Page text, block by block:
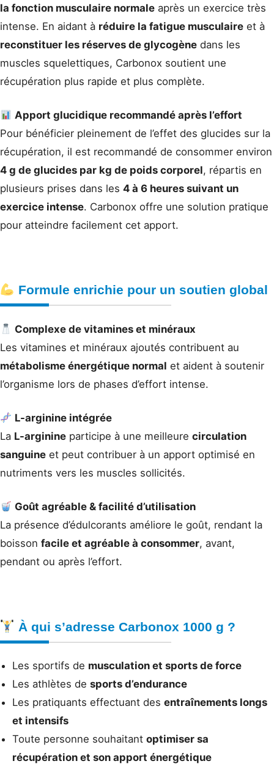
la fonction musculaire normale après un exercice très
intense. En aidant à réduire la fatigue musculaire et à
reconstituer les réserves de glycogène dans les
muscles squelettiques, Carbonox soutient une
récupération plus rapide et plus complète.
Apport glucidique recommandé après l’effort
Pour bénéficier pleinement de l’effet des glucides sur la
récupération, il est recommandé de consommer environ
4 g de glucides par kg de poids corporel, répartis en
plusieurs prises dans les 4 à 6 heures suivant un
exercice intense. Carbonox offre une solution pratique
pour atteindre facilement cet apport.
Formule enrichie pour un soutien global
Complexe de vitamines et minéraux
Les vitamines et minéraux ajoutés contribuent au
métabolisme énergétique normal et aident à soutenir
l’organisme lors de phases d’effort intense.
L-arginine intégrée
La L-arginine participe à une meilleure circulation
sanguine et peut contribuer à un apport optimisé en
nutriments vers les muscles sollicités.
Goût agréable & facilité d’utilisation
La présence d’édulcorants améliore le goût, rendant la
boisson facile et agréable à consommer, avant,
pendant ou après l’effort.
À qui s’adresse Carbonox 1000 g ?
Les sportifs de musculation et sports de force
Les athlètes de sports d’endurance
Les pratiquants effectuant des entraînements longs
et intensifs
Toute personne souhaitant optimiser sa
récupération et son apport énergétique